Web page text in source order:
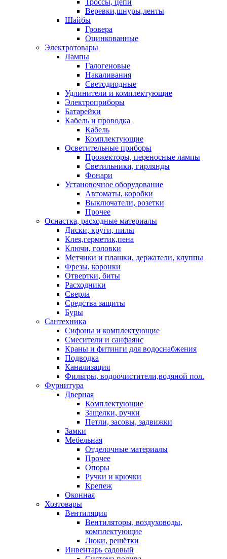
Троссы, цепи
Веревки,шнуры,ленты
Шайбы
Гровера
Оцинкованные
Электротовары
Лампы
Галогеновые
Накаливания
Светодиодные
Удлинители и комплектующие
Электроприборы
Батарейки
Кабель и проводка
Кабель
Комплектующие
Осветительные приборы
Прожекторы, переносные лампы
Светильники, гирлянды
Фонари
Установочное оборудование
Автоматы, коробки
Выключатели, розетки
Прочее
Оснастка, расходные материалы
Диски, круги, пилы
Клея,герметик,пена
Ключи, головки
Метчики и плашки, держатели, клуппы
Фрезы, коронки
Отвертки, биты
Расходники
Сверла
Средства защиты
Буры
Сантехника
Сифоны и комплектующие
Смесители и санфаянс
Краны и фитинги для водоснабжения
Подводка
Канализация
Фильтры, водоочистители,водяной пол.
Фурнитура
Дверная
Комплектующие
Защелки, ручки
Петли, засовы, задвижки
Замки
Мебельная
Отделочные материалы
Прочее
Опоры
Ручки и крючки
Крепеж
Оконная
Хозтовары
Вентиляция
Вентиляторы, воздуховоды,
комплектующие
Люки, решётки
Инвентарь садовый